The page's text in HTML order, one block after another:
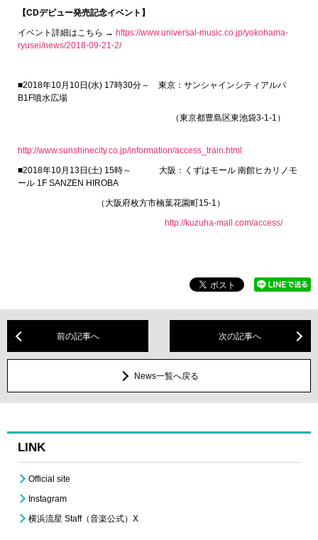
【CDデビュー発売記念イベント】
イベント詳細はこちら → https://www.universal-music.co.jp/yokohama-
ryusei/news/2018-09-21-2/
■2018年10月10日(水) 17時30分～ 東京：サンシャインシティアルパ
B1F噴水広場
（東京都豊島区東池袋3-1-1）
http://www.sunshinecity.co.jp/information/access_train.html
■2018年10月13日(土) 15時～ 大阪：くずはモール 南館ヒカリノモ
ール 1F SANZEN HIROBA
（大阪府枚方市楠葉花園町15-1）
http://kuzuha-mall.com/access/
前の記事へ 次の記事へ
News一覧へ戻る
LINK
Official site
Instagram
横浜流星 Staff（音楽公式）X